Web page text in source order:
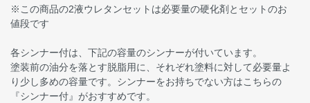
※この商品の2液ウレタンセットは必要量の硬化剤とセットのお
値段です
各シンナー付は、下記の容量のシンナーが付いています。
塗装前の油分を落とす脱脂用に、それぞれ塗料に対して必要量よ
り少し多めの容量です。シンナーをお持ちでない方はこちらの
『シンナー付』がおすすめです。